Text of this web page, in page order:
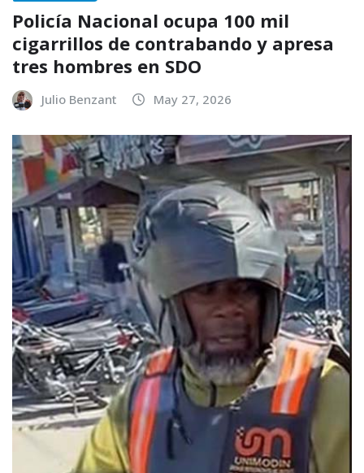
Policía Nacional ocupa 100 mil
cigarrillos de contrabando y apresa
tres hombres en SDO
Julio Benzant May 27, 2026